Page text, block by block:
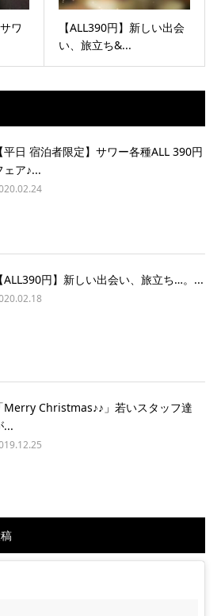
ワ
【ALL390円】新しい出会
い、旅立ち&...
【平日 宿泊者限定】サワー各種ALL 390円
ェア♪...
【ALL390円】新しい出会い、旅立ち…。...
「Merry Christmas♪♪」若いスタッフ達
...